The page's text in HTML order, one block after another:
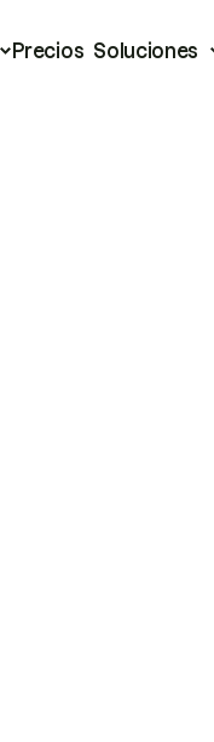
Precios Soluciones